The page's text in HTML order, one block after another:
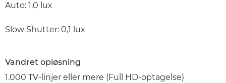
Auto: 1,0 lux
Slow Shutter: 0,1 lux
Vandret opløsning
1.000 TV-linjer eller mere (Full HD-optagelse)